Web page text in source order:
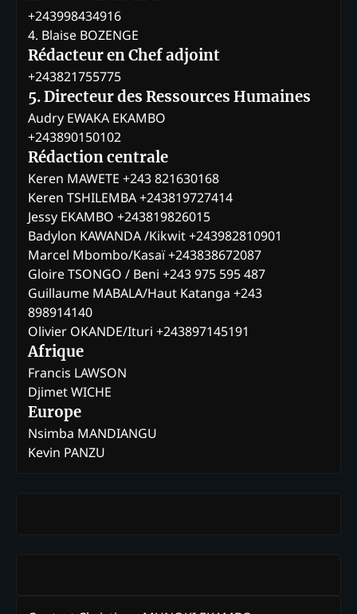
+243998434916
4. Blaise BOZENGE
Rédacteur en Chef adjoint
+243821755775
5. Directeur des Ressources Humaines
Audry EWAKA EKAMBO
+243890150102
Rédaction centrale
Keren MAWETE +243 821630168
Keren TSHILEMBA +243819727414
Jessy EKAMBO +243819826015
Badylon KAWANDA /Kikwit +243982810901
Marcel Mbombo/Kasaï +243838672087
Gloire TSONGO / Beni +243 975 595 487
Guillaume MABALA/Haut Katanga +243
898914140
Olivier OKANDE/Ituri +243897145191
Afrique
Francis LAWSON
Djimet WICHE
Europe
Nsimba MANDIANGU
Kevin PANZU